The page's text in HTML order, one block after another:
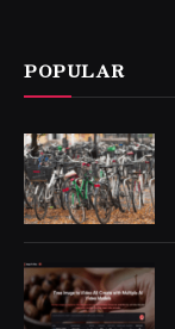
POPULAR